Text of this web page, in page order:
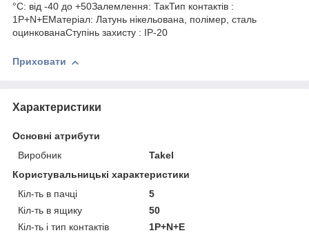
°C: від -40 до +50Залемлення: ТакТип контактів :
1P+N+EМатеріал: Латунь нікельована, полімер, сталь
оцинкованаСтупінь захисту : IP-20
Приховати
Характеристики
Основні атрибути
Виробник
Takel
Користувальницькі характеристики
Кіл-ть в пачці
5
Кіл-ть в ящику
50
Кіл-ть і тип контактів
1P+N+E